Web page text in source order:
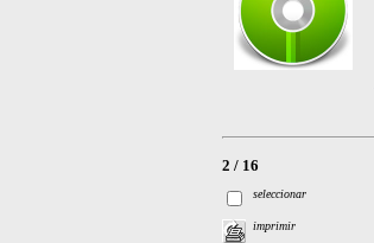
2 / 16
seleccionar
imprimir